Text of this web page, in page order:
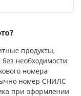
продукты,
необходимости
номера
номер СНИЛС
при оформлении